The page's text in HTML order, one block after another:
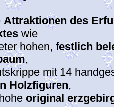
Attraktionen des
wie
hohen, festlich
,
mit 14
Holzfiguren,
original